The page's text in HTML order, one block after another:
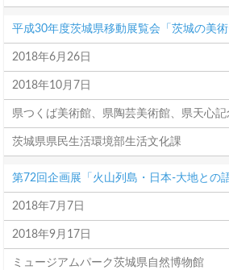
平成30年度茨城県移動展覧会「茨城の美術
2018年6月26日
2018年10月7日
県つくば美術館、県陶芸美術館、県天心
茨城県県民生活環境部生活文化課
第72回企画展「火山列島・日本-大地との
2018年7月7日
2018年9月17日
ミュージアムパーク茨城県自然博物館